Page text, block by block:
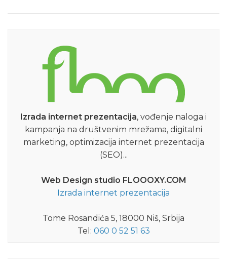
Izrada internet prezentacija, vođenje naloga i
kampanja na društvenim mrežama, digitalni
marketing, optimizacija internet prezentacija
(SEO)...
Web Design studio FLOOOXY.COM
Izrada internet prezentacija
Tome Rosandića 5, 18000 Niš, Srbija
Tel: 060 0 52 51 63